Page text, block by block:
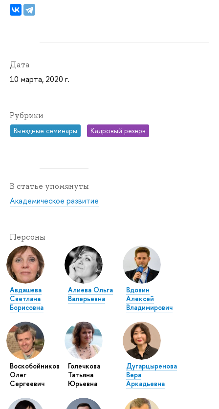
Дата
10 марта, 2020 г.
Рубрики
Выездные семинары Кадровый резерв
В статье упомянуты
Академическое развитие
Персоны
Авдашева
Светлана
Борисовна
Алиева Ольга
Валерьевна
Вдовин
Алексей
Владимирович
Воскобойников
Олег
Сергеевич
Голечкова
Татьяна
Юрьевна
Дугарцыренова
Вера
Аркадьевна